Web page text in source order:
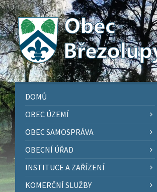
Skip
to
content
Skip
to
left
sidebar
Skip
to
right
sidebar
Skip
to
footer
DOMŮ
OBEC ÚZEMÍ
OBEC SAMOSPRÁVA
OBECNÍ ÚŘAD
INSTITUCE A ZAŘÍZENÍ
KOMERČNÍ SLUŽBY